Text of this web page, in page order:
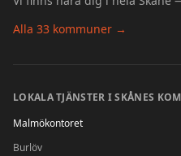
Alla 33 kommuner →
LOKALA TJÄNSTER I SKÅNES
Malmökontoret
Burlöv